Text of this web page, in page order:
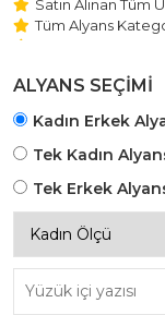
Satın Alınan Tüm
Tüm Alyans
Beştaş Tektaş
ALYANS SEÇİMİ
Kadın Erkek
Tek Kadın
Tek Erkek